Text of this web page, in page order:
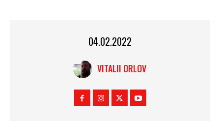
04.02.2022
VITALII ORLOV